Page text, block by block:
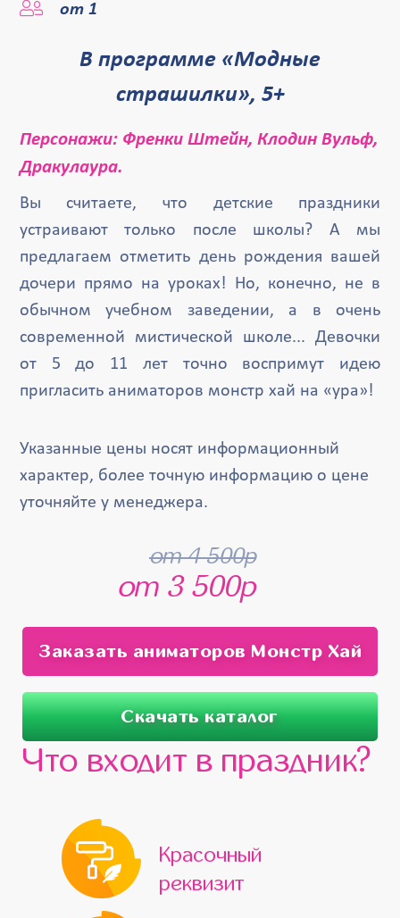
от 1
В программе «Модные
страшилки», 5+
Персонажи: Френки Штейн, Клодин Вульф,
Дракулаура.
Вы считаете, что детские праздники
устраивают только после школы? А мы
предлагаем отметить день рождения вашей
дочери прямо на уроках! Но, конечно, не в
обычном учебном заведении, а в очень
современной мистической школе... Девочки
от 5 до 11 лет точно воспримут идею
пригласить аниматоров монстр хай на «ура»!
Указанные цены носят информационный
характер, более точную информацию о цене
уточняйте у менеджера.
от 4 500р
от 3 500р
Заказать аниматоров Монстр Хай
Скачать каталог
Что входит в праздник?
Красочный
реквизит